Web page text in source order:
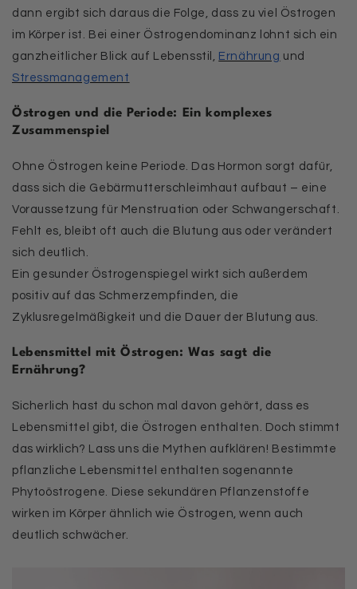
dann ergibt sich daraus die Folge, dass zu viel Östrogen
im Körper ist. Bei einer Östrogendominanz lohnt sich ein
ganzheitlicher Blick auf Lebensstil, Ernährung und
Stressmanagement
Östrogen und die Periode: Ein komplexes
Zusammenspiel
Ohne Östrogen keine Periode. Das Hormon sorgt dafür,
dass sich die Gebärmutterschleimhaut aufbaut – eine
Voraussetzung für Menstruation oder Schwangerschaft.
Fehlt es, bleibt oft auch die Blutung aus oder verändert
sich deutlich.
Ein gesunder Östrogenspiegel wirkt sich außerdem
positiv auf das Schmerzempfinden, die
Zyklusregelmäßigkeit und die Dauer der Blutung aus.
Lebensmittel mit Östrogen: Was sagt die
Ernährung?
Sicherlich hast du schon mal davon gehört, dass es
Lebensmittel gibt, die Östrogen enthalten. Doch stimmt
das wirklich? Lass uns die Mythen aufklären! Bestimmte
pflanzliche Lebensmittel enthalten sogenannte
Phytoöstrogene. Diese sekundären Pflanzenstoffe
wirken im Körper ähnlich wie Östrogen, wenn auch
deutlich schwächer.